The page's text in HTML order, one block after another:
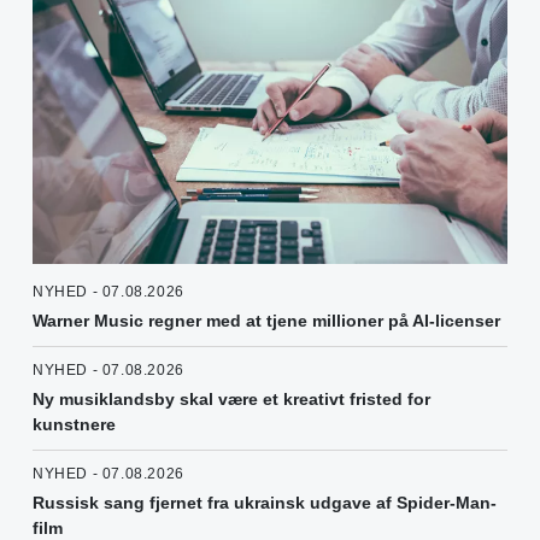
NYHED - 07.08.2026
Warner Music regner med at tjene millioner på AI-licenser
NYHED - 07.08.2026
Ny musiklandsby skal være et kreativt fristed for
kunstnere
NYHED - 07.08.2026
Russisk sang fjernet fra ukrainsk udgave af Spider-Man-
film